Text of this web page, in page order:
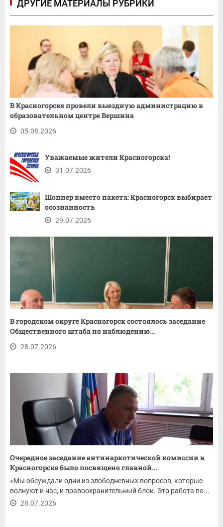
ДРУГИЕ МАТЕРИАЛЫ РУБРИКИ
В Красногорске провели выездную администрацию в
образовательном центре Вершина
05.08.2026
Уважаемые жители Красногорска!
31.07.2026
Шоппер вместо пакета: Красногорск выбирает
осознанность
29.07.2026
В городском округе Красногорск состоялось заседание
Общественного штаба по наблюдению...
28.07.2026
Очередное заседание антинаркотической комиссии в
Красногорске было посвящено главной...
«Мы обсуждали одни из злободневных вопросов, которые
волнуют и нас, и правоохранительный блок. Это работа по...
28.07.2026